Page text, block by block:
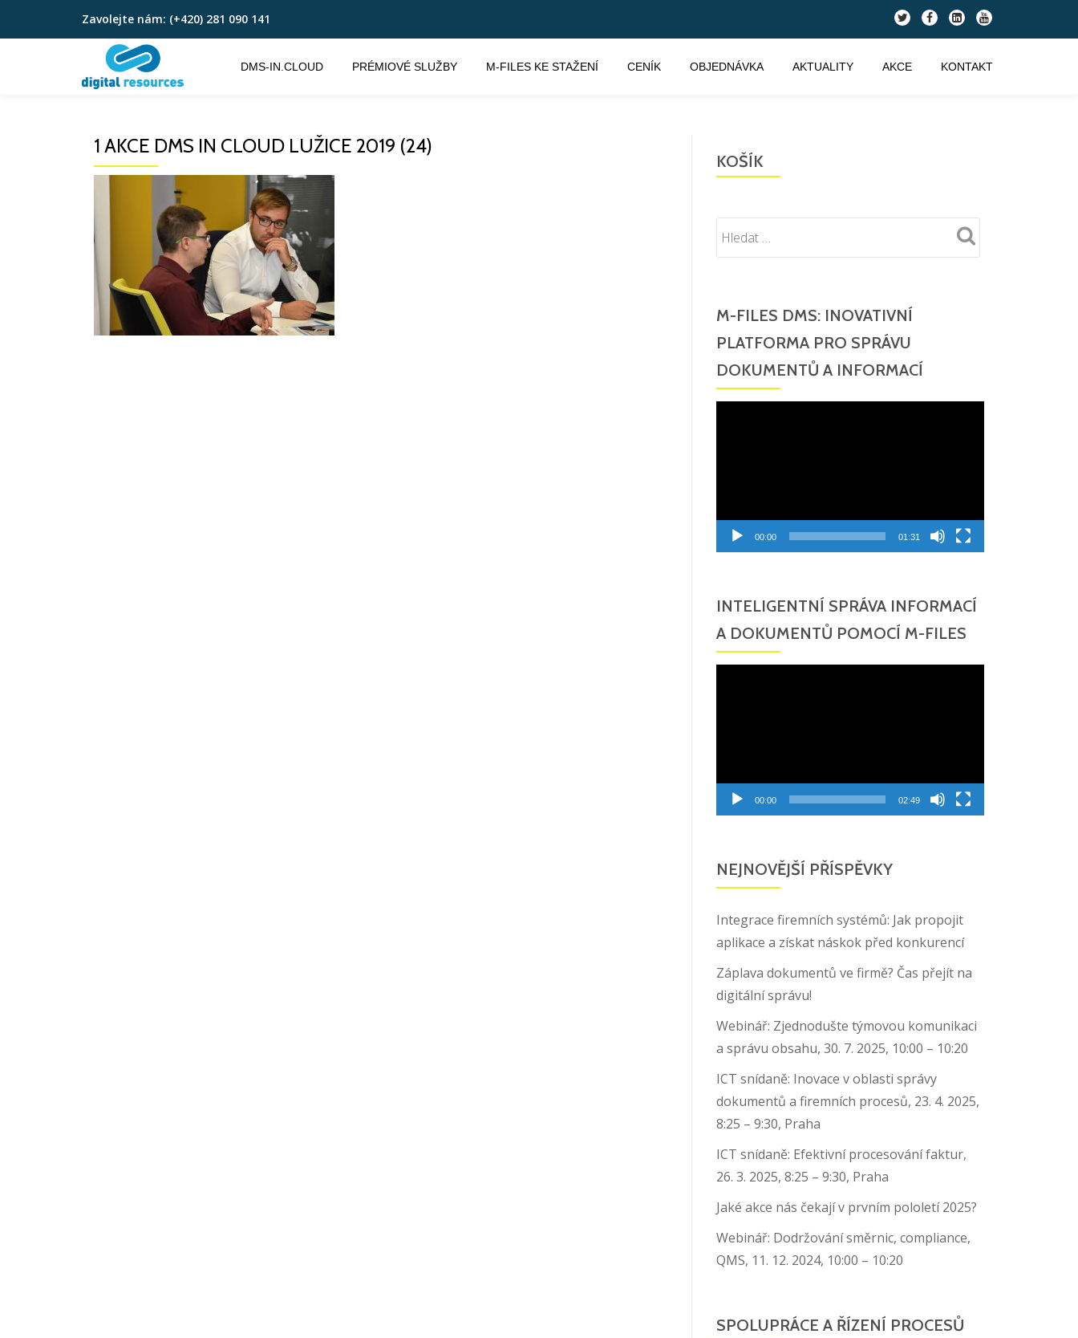
Přeskočit
Zavolejte nám: (+420) 281 090 141
fa-
twitter
fa-
facebook
fa-
linkedin-
square
fa-
youtube
DMS-IN.CLOUD PRÉMIOVÉ SLUŽBY M-FILES KE STAŽENÍ CENÍK OBJEDNÁVKA AKTUALITY AKCE KONTAKT
1 AKCE DMS IN CLOUD LUŽICE 2019 (24)
KOŠÍK
M-FILES DMS: INOVATIVNÍ
PLATFORMA PRO SPRÁVU
DOKUMENTŮ A INFORMACÍ
00:00 01:31
INTELIGENTNÍ SPRÁVA INFORMACÍ
A DOKUMENTŮ POMOCÍ M-FILES
00:00 02:49
NEJNOVĚJŠÍ PŘÍSPĚVKY
Integrace firemních systémů: Jak propojit
aplikace a získat náskok před konkurencí
Záplava dokumentů ve firmě? Čas přejít na
digitální správu!
Webinář: Zjednodušte týmovou komunikaci
a správu obsahu, 30. 7. 2025, 10:00 – 10:20
ICT snídaně: Inovace v oblasti správy
dokumentů a firemních procesů, 23. 4. 2025,
8:25 – 9:30, Praha
ICT snídaně: Efektivní procesování faktur,
26. 3. 2025, 8:25 – 9:30, Praha
Jaké akce nás čekají v prvním pololetí 2025?
Webinář: Dodržování směrnic, compliance,
QMS, 11. 12. 2024, 10:00 – 10:20
SPOLUPRÁCE A ŘÍZENÍ PROCESŮ